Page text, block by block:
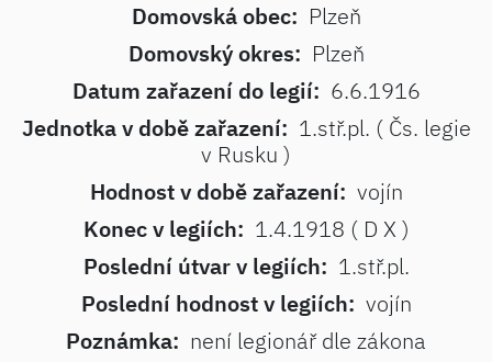
Domovská obec: Plzeň
Domovský okres: Plzeň
Datum zařazení do legií: 6.6.1916
Jednotka v době zařazení: 1.stř.pl. ( Čs. legie
v Rusku )
Hodnost v době zařazení: vojín
Konec v legiích: 1.4.1918 ( D X )
Poslední útvar v legiích: 1.stř.pl.
Poslední hodnost v legiích: vojín
Poznámka: není legionář dle zákona